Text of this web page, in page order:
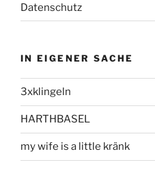
Datenschutz
IN EIGENER SACHE
3xklingeln
HARTHBASEL
my wife is a little kränk